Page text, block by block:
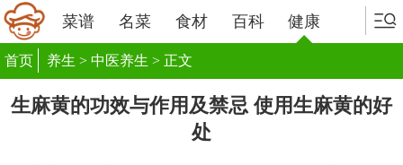
菜谱 名菜 食材 百科 健康
首页 养生 > 中医养生 > 正文
生麻黄的功效与作用及禁忌 使用生麻黄的好
处